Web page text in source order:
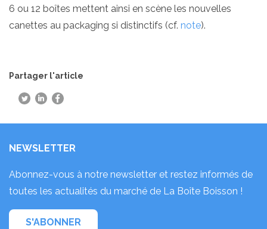
6 ou 12 boîtes mettent ainsi en scène les nouvelles
canettes au packaging si distinctifs (cf. note).
Partager l'article
NEWSLETTER
Abonnez-vous à notre newsletter et restez informés de
toutes les actualités du marché de La Boîte Boisson !
S'ABONNER